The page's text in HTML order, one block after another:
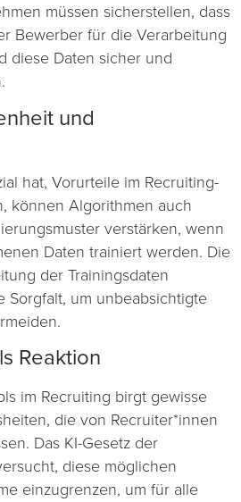
müssen sicherstellen, dass
Bewerber für die Verarbeitung
diese Daten sicher und
und
hat, Vorurteile im Recruiting-
können Algorithmen auch
verstärken, wenn
Daten trainiert werden. Die
der Trainingsdaten
Sorgfalt, um unbeabsichtigte
Reaktion
im Recruiting birgt gewisse
die von Recruiter*innen
Das KI-Gesetz der
diese möglichen
einzugrenzen, um für alle